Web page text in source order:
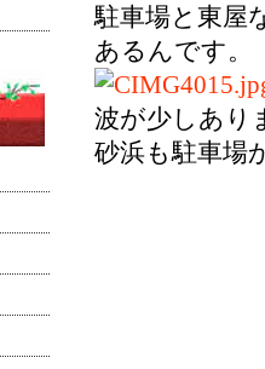
駐車場と東屋
あるんです。
波が少しあり
砂浜も駐車場